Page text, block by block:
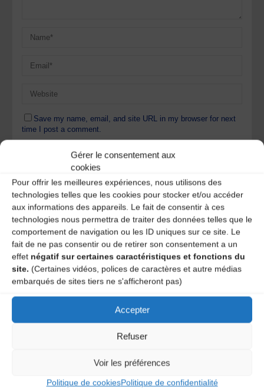
Gérer le consentement aux
cookies
Pour offrir les meilleures expériences, nous utilisons des
technologies telles que les cookies pour stocker et/ou accéder
aux informations des appareils. Le fait de consentir à ces
technologies nous permettra de traiter des données telles que le
comportement de navigation ou les ID uniques sur ce site. Le
fait de ne pas consentir ou de retirer son consentement a un
effet négatif sur certaines caractéristiques et fonctions du
site. (Certaines vidéos, polices de caractères et autre médias
embarqués de sites tiers ne s'afficheront pas)
Accepter
Refuser
Voir les préférences
Politique de cookiesPolitique de confidentialité
Save my name, email, and site URL in my browser for next
time I post a comment.
Ce site utilise Akismet pour réduire les indésirables.
savoir plus sur la façon dont les données de vos
commentaires sont traitées.